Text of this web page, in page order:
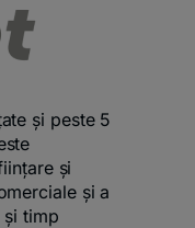
și peste 5
și
și a
și timp